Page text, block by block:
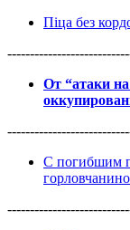
Піца без
От “атаки
С погибшим